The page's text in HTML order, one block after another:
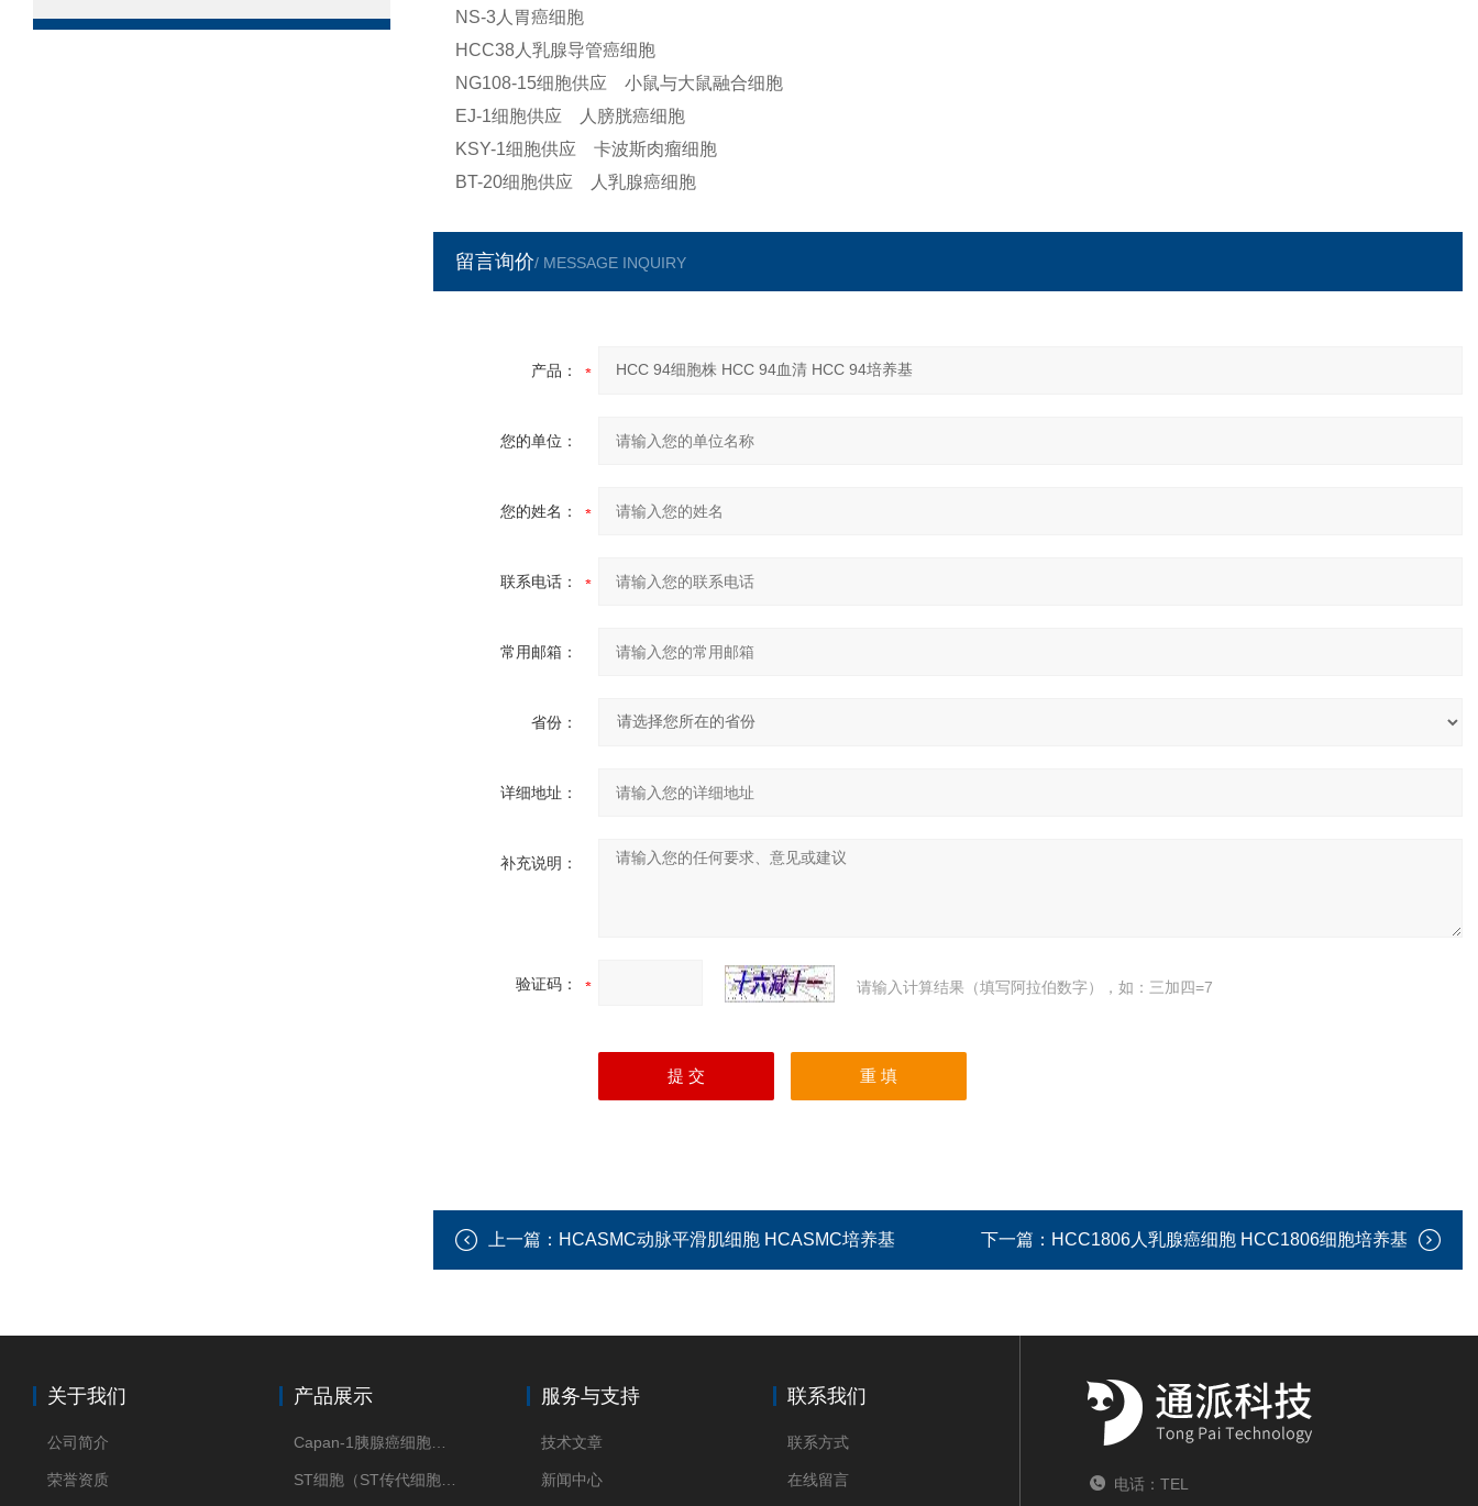
NS-3人胃癌细胞
HCC38人乳腺导管癌细胞
NG108-15细胞供应 小鼠与大鼠融合细胞
EJ-1细胞供应 人膀胱癌细胞
KSY-1细胞供应 卡波斯肉瘤细胞
BT-20细胞供应 人乳腺癌细胞
留言询价/ MESSAGE INQUIRY
产品：
您的单位：
您的姓名：
联系电话：
常用邮箱：
省份：
详细地址：
补充说明：
验证码： 请输入计算结果（填写阿拉伯数字），如：三加四=7
上一篇： HCASMC动脉平滑肌细胞 HCASMC培养基 下一篇： HCC1806人乳腺癌细胞 HCC1806细胞培养基
关于我们
公司简介
荣誉资质
产品展示 服务与支持
技术文章
新闻中心
联系我们
联系方式
在线留言 电话：TEL